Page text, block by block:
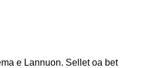
e Lannuon. Sellet oa bet